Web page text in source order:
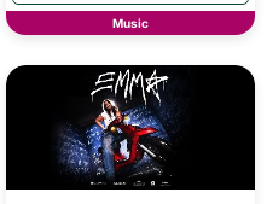
Music